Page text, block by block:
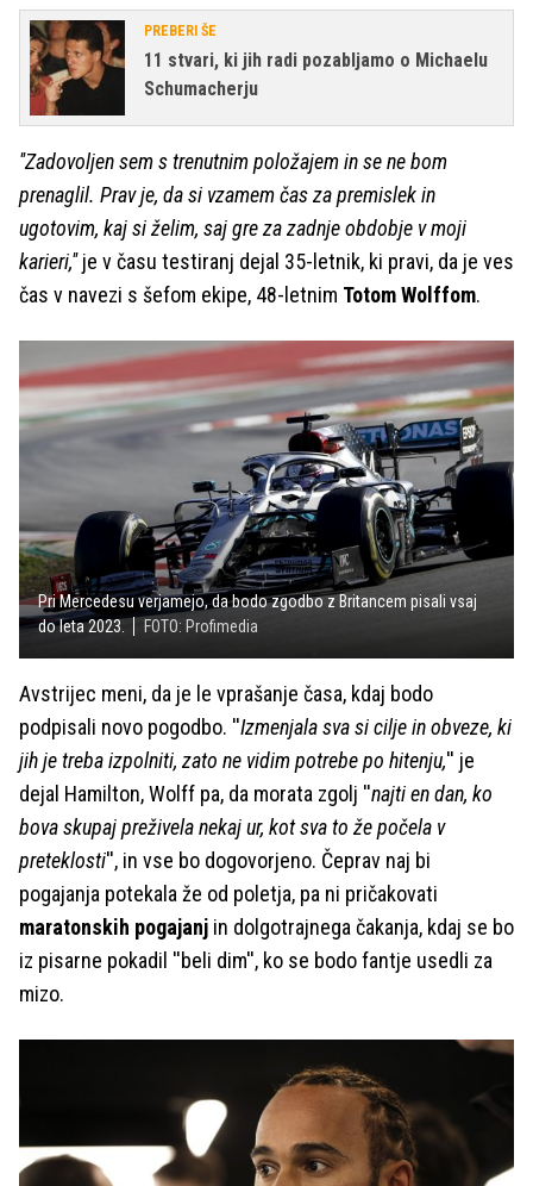
PREBERI ŠE
11 stvari, ki jih radi pozabljamo o Michaelu
Schumacherju
''Zadovoljen sem s trenutnim položajem in se ne bom
prenaglil. Prav je, da si vzamem čas za premislek in
ugotovim, kaj si želim, saj gre za zadnje obdobje v moji
karieri,''je v času testiranj dejal 35-letnik, ki pravi, da je ves
čas v navezi s šefom ekipe, 48-letnim Totom Wolffom.
Pri Mercedesu verjamejo, da bodo zgodbo z Britancem pisali vsaj
do leta 2023.
FOTO: Profimedia
Avstrijec meni, da je le vprašanje časa, kdaj bodo
podpisali novo pogodbo. ''Izmenjala sva si cilje in obveze, ki
jih je treba izpolniti, zato ne vidim potrebe po hitenju,'' je
dejal Hamilton, Wolff pa, da morata zgolj ''najti en dan, ko
bova skupaj preživela nekaj ur, kot sva to že počela v
preteklosti'', in vse bo dogovorjeno. Čeprav naj bi
pogajanja potekala že od poletja, pa ni pričakovati
maratonskih pogajanj in dolgotrajnega čakanja, kdaj se bo
iz pisarne pokadil ''beli dim'', ko se bodo fantje usedli za
mizo.